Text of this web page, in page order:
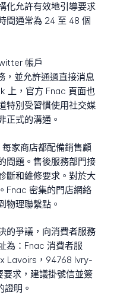
化允許有效地引導要求
間通常為 24 至 48 個
帳戶
，並允許通過直接消息
上，官方 Fnac 頁面也
特別受習慣使用社交媒
正式的溝通。
家商店都配備銷售顧
問題。售後服務部門接
斷和維修要求。對於大
Fnac 密集的門店網絡
物理聯繫點。
的爭議，向消費者服務
為：Fnac 消費者服
Lavoirs，94768 Ivry-
求，建議掛號信並簽
明。